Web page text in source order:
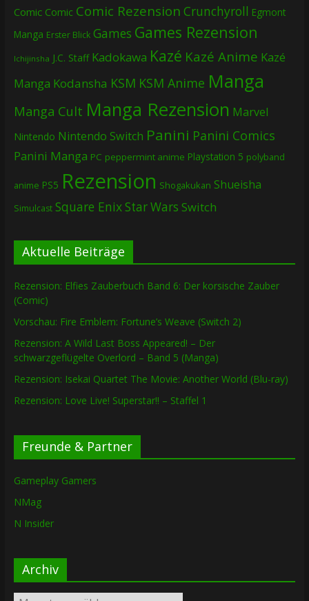
Comic Comic Comic Rezension Crunchyroll Egmont
Manga Erster Blick Games Games Rezension
Ichijinsha J.C. Staff Kadokawa Kazé Kazé Anime Kazé
Manga Kodansha KSM KSM Anime Manga
Manga Cult Manga Rezension Marvel
Nintendo Nintendo Switch Panini Panini Comics
Panini Manga PC peppermint anime Playstation 5 polyband
anime PS5 Rezension Shogakukan Shueisha
Simulcast Square EnixStar Wars Switch
Aktuelle Beiträge
Rezension: Elfies Zauberbuch Band 6: Der korsische Zauber
(Comic)
Vorschau: Fire Emblem: Fortune’s Weave (Switch 2)
Rezension: A Wild Last Boss Appeared! – Der
schwarzgeflügelte Overlord – Band 5 (Manga)
Rezension: Isekai Quartet The Movie: Another World (Blu-ray)
Rezension: Love Live! Superstar!! – Staffel 1
Freunde & Partner
Gameplay Gamers
NMag
N Insider
Archiv